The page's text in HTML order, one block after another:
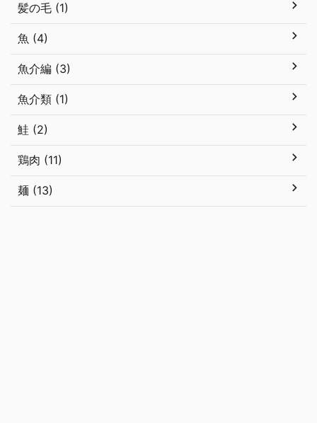
髪の毛 (1)
魚 (4)
魚介編 (3)
魚介類 (1)
鮭 (2)
鶏肉 (11)
麺 (13)